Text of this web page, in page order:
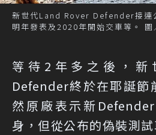
新世代Land Rover Defender接連
明年發表及2020年開始交車等。
等待2年多之後，新
Defender終於在耶誕節
然原廠表示新
身，但從公布的偽裝測